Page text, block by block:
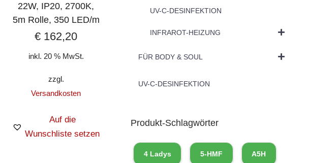
22W, IP20, 2700K,
5m Rolle, 350 LED/m
€ 162,20
inkl. 20 % MwSt.
zzgl.
Versandkosten
Auf die
Wunschliste setzen
UV-C-DESINFEKTION
INFRAROT-HEIZUNG
FÜR BODY & SOUL
UV-C-DESINFEKTION
Produkt-Schlagwörter
4 Ladys 5-HMF A5H